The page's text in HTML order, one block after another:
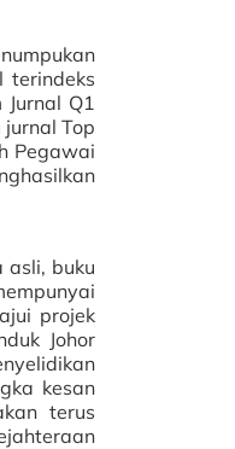
terindeks
Q1
Top
Pegawai
asli, buku
projek
Johor
kesan
terus